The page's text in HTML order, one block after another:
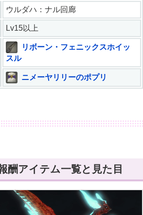
ウルダハ：ナル回廊
Lv15以上
リボーン・フェニックスホイッ
スル
ニメーヤリリーのポプリ
酬アイテム一覧と見た目